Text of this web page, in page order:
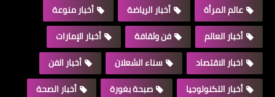
عالم المرأة
أخبار الرياضة
أخبار منوعة
أخبار العالم
فن وثقافة
أخبار الإمارات
اخبار الاقتصاد
سناء الشعلان
أخبار الفن
أخبار التكنولوجيا
صبحة بغورة
أخبار الصحة